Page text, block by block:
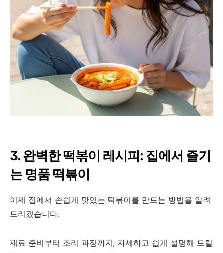
3. 완벽한 떡볶이 레시피: 집에서 즐기
는 명품 떡볶이
이제 집에서 손쉽게 맛있는 떡볶이를 만드는 방법을 알려
드리겠습니다.
재료 준비부터 조리 과정까지, 자세하고 쉽게 설명해 드릴